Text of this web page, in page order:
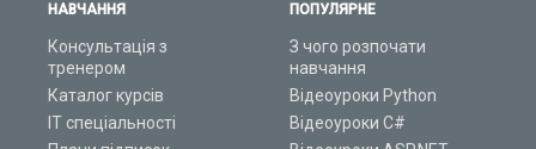
НАВЧАННЯ
Консультація з
тренером
Каталог курсів
ІТ спеціальності
ПОПУЛЯРНЕ
З чого розпочати
навчання
Відеоуроки Python
Відеоуроки C#